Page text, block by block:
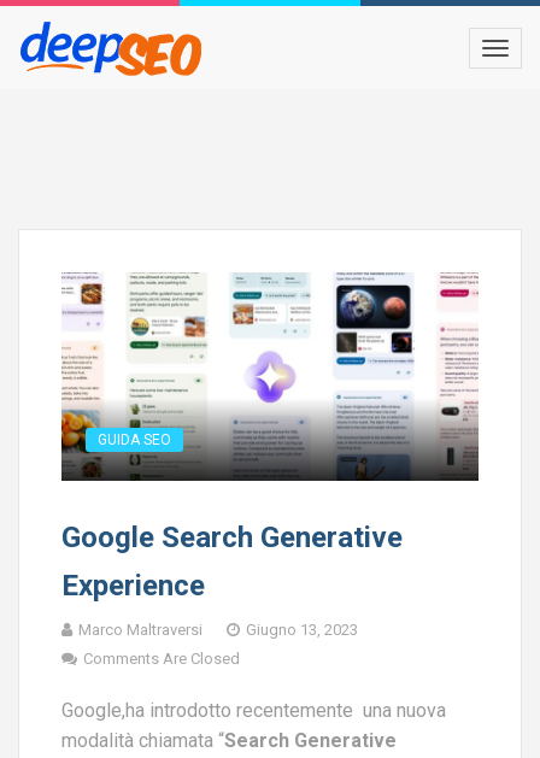
GUIDA SEO
Google Search Generative
Experience
Marco Maltraversi
Giugno 13, 2023
Comments Are Closed
Google,ha introdotto recentemente una nuova
modalità chiamata “Search Generative